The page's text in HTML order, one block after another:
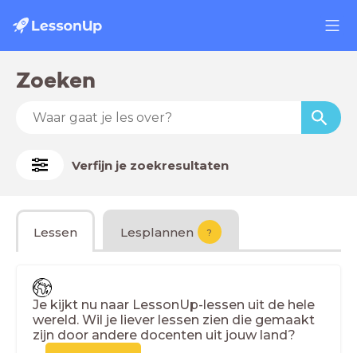
Zoeken
Verfijn je zoekresultaten
Lessen Lesplannen ?
Je kijkt nu naar LessonUp-lessen uit de hele
wereld. Wil je liever lessen zien die gemaakt
zijn door andere docenten uit jouw land?